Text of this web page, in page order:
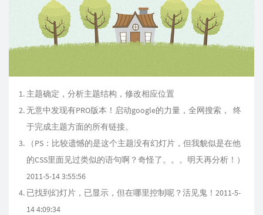
主题确定，分析主题结构，修改相应位置
无意中发现有PRO版本！启动google的力量，全网搜索， 终
于完成主题方面的所有链接。
（PS：比较遗憾的是这个主题没有幻灯片，但我貌似是在他
的CSS里面见过类似的语句啊？奇怪了。。。明天再分析！）
2011-5-14 3:55:56
已找到幻灯片，已显示，但在哪里控制呢？活见鬼！2011-5-
14 4:09:34